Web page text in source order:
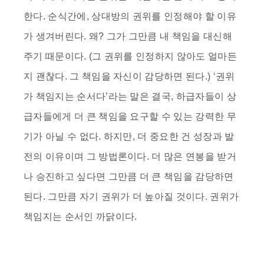
한다. 순식간에, 상대방의 권위를 인정해야 할 이유
가 생겨버린다. 왜? 그가 그만큼 내 책임을 대신해
주기 때문이다. (그 권위를 인정하지 않아도 얼마든
지 괜찮다. 그 책임을 자신이 감당하면 된다.) ‘권위
가 책임지는 순서다’라는 말은 결국, 하급자들이 상
급자들에게 더 큰 책임을 요구할 수 있는 강력한 무
기가 아닐 수 없다. 하지만, 더 중요한 건 성장과 발
전의 이유이며 그 방법론이다. 더 많은 연봉을 받거
나 승진하고 싶다면 그만큼 더 큰 책임을 감당하면
된다. 그만큼 자기 권위가 더 높아질 것이다. 권위가
책임지는 순서인 까닭이다.